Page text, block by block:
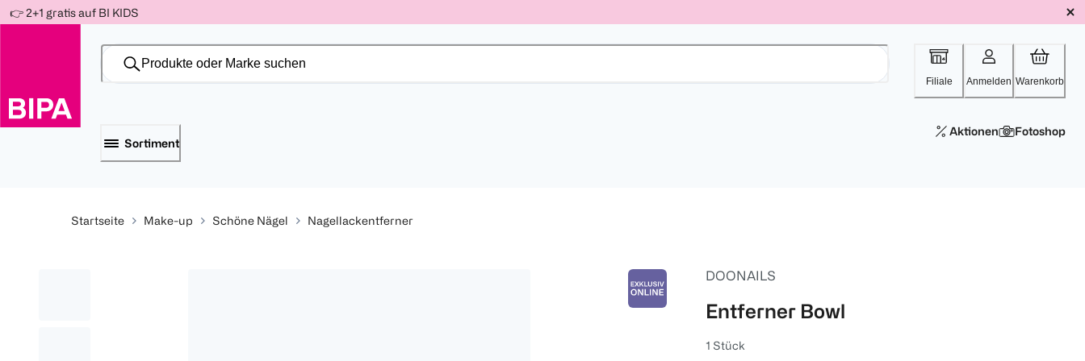
-10%
Für
150 Ös
-15%
Für
300 Ös
-20%
Für
500 Ös
Weiter
zum
👉 2+1 gratis auf BI KIDS
Filiale Anmelden Warenkorb
Sortiment
Aktionen Fotoshop
Startseite Make-up Schöne Nägel Nagellackentferner
DOONAILS
Entferner Bowl
1 Stück